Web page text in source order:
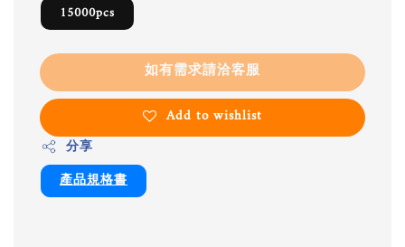
15000pcs
如有需求請洽客服
Add to wishlist
分享
產品規格書